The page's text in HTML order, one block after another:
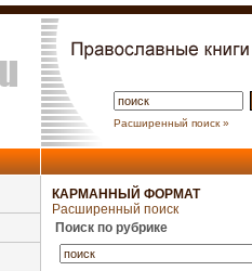
Расширенный поиск »
КАРМАННЫЙ ФОРМАТ
Расширенный поиск
Поиск по рубрике